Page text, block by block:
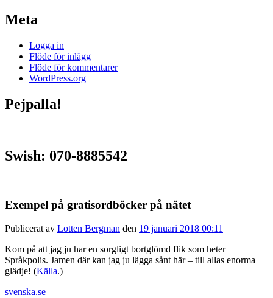
Meta
Logga in
Flöde för inlägg
Flöde för kommentarer
WordPress.org
Pejpalla!
Swish: 070-8885542
Exempel på gratisordböcker på nätet
Publicerat av Lotten Bergman den 19 januari 2018 00:11
Kom på att jag ju har en sorgligt bortglömd flik som heter
Språkpolis. Jamen där kan jag ju lägga sånt här – till allas enorma
glädje! (Källa.)
svenska.se